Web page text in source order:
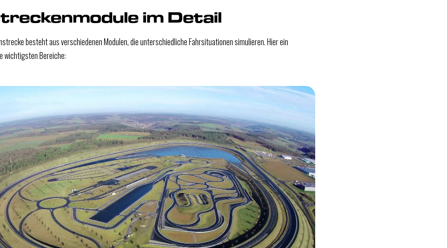
im Detail
besteht aus verschiedenen Modulen, die unterschiedliche Fahrsituationen simulieren. Hier ein
wichtigsten Bereiche: